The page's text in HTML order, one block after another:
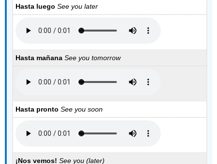
Hasta luego See you later
Hasta mañana See you tomorrow
Hasta pronto See you soon
¡Nos vemos! See you (later)